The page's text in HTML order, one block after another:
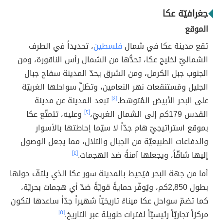
جغرافيّة عكا
الموقع
تقع مدينة عكا في شمال فلسطين، تحديداً في الطرف
الشماليّ لخليج عكا، تحدُّها من الشمال رأس الناقورة، ومن
الجنوب جبل الكرمل، ومن الشرق يحدّ المدينة سفاح جبال
الجليل ومُستنقعات نهر النعامين، وتطُلّ سواحلها الغربيّة
على البحر الأبيض المُتوسّط.[٤]
تبعد المدينة عن مدينة
القدس 179كم إلى الشمال الغربيّ،
[٢]
وعليه، تتمتّع عكا
بموقع استراتيجيّ هام جدّاً لا سيّما إحاطتها بالأسوار
والدفاعات الطبيعيّة من الجبال والتلال، مما يجعل الوصول
إليها شاقّاً، ويجعلها آمنةً ضد الهجمات.[٤]
أما من جهة البحر فيُحيط بالمدينة سور عكا الذي يلتفّ حولها
بطول 2,850كم، ويُوفّر حمايةً قويّةً ضدّ أي هجمات بحريّة،
كما تضمّ سواحل عكا ميناءً تاريخيّاً شهيراً جدّاً ساعدها لتكون
مركزاً تجاريّاً رئيسيّاً لفترات طويلة عبر التاريخ.[٥]